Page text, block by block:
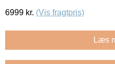
6999 kr. (Vis fragtpris)
Læs